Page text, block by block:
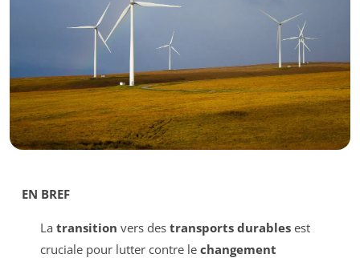
EN BREF
La transition vers des transports durablesest
cruciale pour lutter contre le changement